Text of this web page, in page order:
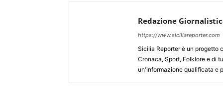
Redazione
https://www.siciliareporter.com
Sicilia Reporter è un progetto
Cronaca, Sport, Folklore e di
un'informazione qualificata e